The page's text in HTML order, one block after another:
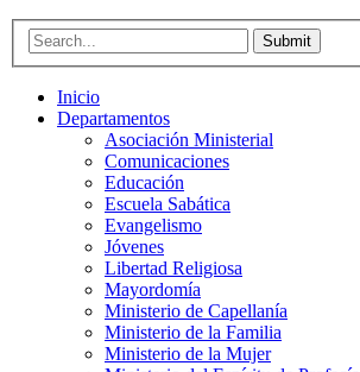
Submit
Inicio
Departamentos
Asociación Ministerial
Comunicaciones
Educación
Escuela Sabática
Evangelismo
Jóvenes
Libertad Religiosa
Mayordomía
Ministerio de Capellanía
Ministerio de la Familia
Ministerio de la Mujer